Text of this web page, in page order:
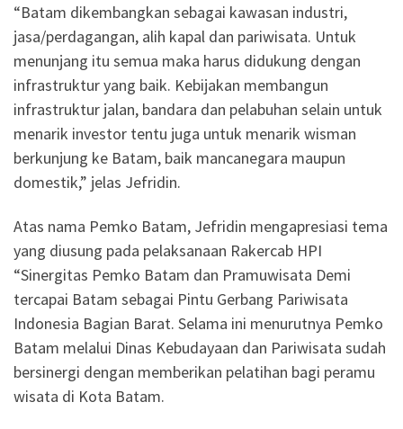
“Batam dikembangkan sebagai kawasan industri,
jasa/perdagangan, alih kapal dan pariwisata. Untuk
menunjang itu semua maka harus didukung dengan
infrastruktur yang baik. Kebijakan membangun
infrastruktur jalan, bandara dan pelabuhan selain untuk
menarik investor tentu juga untuk menarik wisman
berkunjung ke Batam, baik mancanegara maupun
domestik,” jelas Jefridin.
Atas nama Pemko Batam, Jefridin mengapresiasi tema
yang diusung pada pelaksanaan Rakercab HPI
“Sinergitas Pemko Batam dan Pramuwisata Demi
tercapai Batam sebagai Pintu Gerbang Pariwisata
Indonesia Bagian Barat. Selama ini menurutnya Pemko
Batam melalui Dinas Kebudayaan dan Pariwisata sudah
bersinergi dengan memberikan pelatihan bagi peramu
wisata di Kota Batam.